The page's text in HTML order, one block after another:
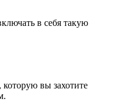
в себя такую
вы захотите